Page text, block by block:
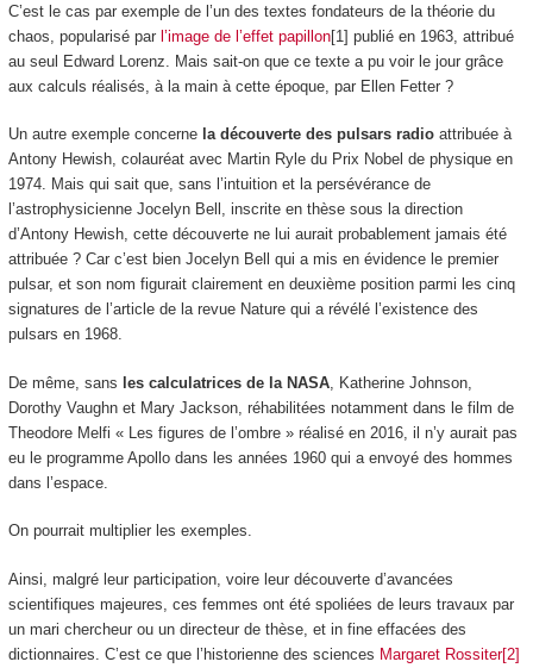
C’est le cas par exemple de l’un des textes fondateurs de la théorie du
chaos, popularisé parl’image de l’effet papillon[1] publié en 1963, attribué
au seul Edward Lorenz. Mais sait-on que ce texte a pu voir le jour grâce
aux calculs réalisés, à la main à cette époque, par Ellen Fetter ?
Un autre exemple concerne la découverte des pulsars radioattribuée à
Antony Hewish, colauréat avec Martin Ryle du Prix Nobel de physique en
1974. Mais qui sait que, sans l’intuition et la persévérance de
l’astrophysicienne Jocelyn Bell, inscrite en thèse sous la direction
d’Antony Hewish, cette découverte ne lui aurait probablement jamais été
attribuée ? Car c’est bien Jocelyn Bell qui a mis en évidence le premier
pulsar, et son nom figurait clairement en deuxième position parmi les cinq
signatures de l’article de la revue Nature qui a révélé l’existence des
pulsars en 1968.
De même, sans les calculatrices de la NASA, Katherine Johnson,
Dorothy Vaughn et Mary Jackson, réhabilitées notamment dans le film de
Theodore Melfi « Les figures de l’ombre » réalisé en 2016, il n’y aurait pas
eu le programme Apollo dans les années 1960 qui a envoyé des hommes
dans l’espace.
On pourrait multiplier les exemples.
Ainsi, malgré leur participation, voire leur découverte d’avancées
scientifiques majeures, ces femmes ont été spoliées de leurs travaux par
un mari chercheur ou un directeur de thèse, et in fine effacées des
dictionnaires. C’est ce que l’historienne des sciences Margaret Rossiter[2]